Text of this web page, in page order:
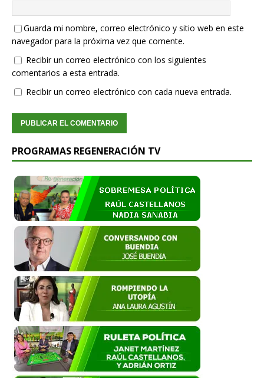
Guarda mi nombre, correo electrónico y sitio web en este
navegador para la próxima vez que comente.
Recibir un correo electrónico con los siguientes
comentarios a esta entrada.
Recibir un correo electrónico con cada nueva entrada.
PROGRAMAS REGENERACIÓN TV